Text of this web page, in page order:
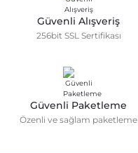
Güvenli Alışveriş
256bit SSL Sertifikası
Güvenli Paketleme
Özenli ve sağlam paketleme